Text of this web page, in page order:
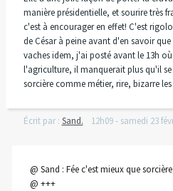
manière présidentielle, et sourire très
c'est à encourager en effet! C'est
de César à peine avant d'en savoir
vaches idem, j'ai posté avant le 13h
l'agriculture, il manquerait plus qu'il se
sorcière comme métier, rire, bizarre
Écrit par : Sand. 12h09- samedi 23
@ Sand : Fée c'est mieux que
@ +++